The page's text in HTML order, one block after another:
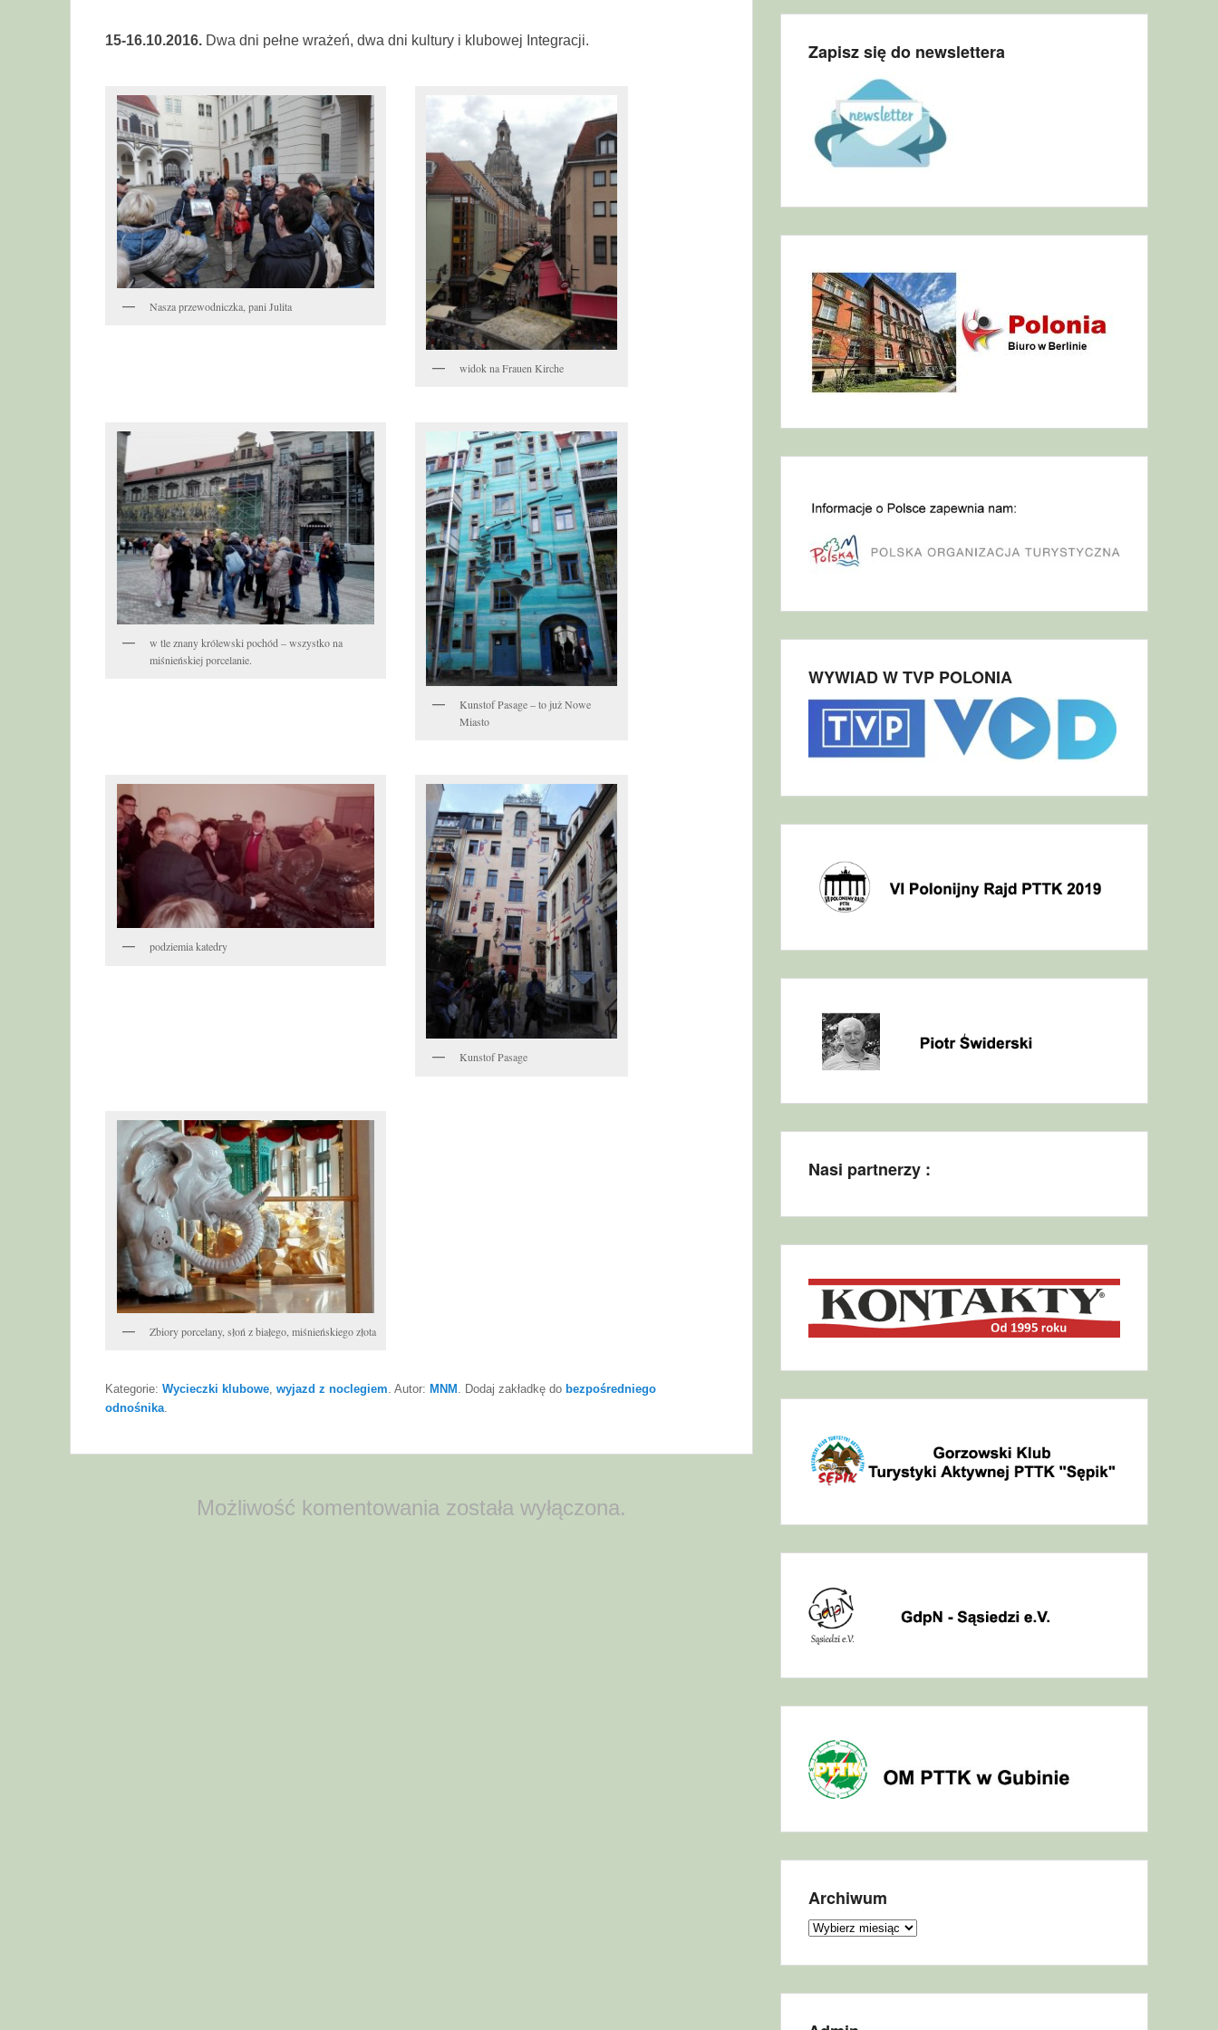
15-16.10.2016. Dwa dni pełne wrażeń, dwa dni kultury i klubowej Integracji.
Nasza przewodniczka, pani Julita
widok na Frauen Kirche
w tle znany królewski pochód – wszystko na
miśnieńskiej porcelanie.
Kunstof Pasage – to już Nowe
Miasto
podziemia katedry
Kunstof Pasage
Zbiory porcelany, słoń z białego, miśnieńskiego złota
Kategorie: Wycieczki klubowe, wyjazd z noclegiem. Autor: MNM . Dodaj zakładkę do bezpośredniego
odnośnika.
Możliwość komentowania została wyłączona.
Zapisz się do newslettera
WYWIAD W TVP POLONIA
Nasi partnerzy :
Archiwum
Archiwum